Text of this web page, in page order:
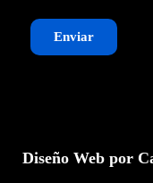
Enviar
Diseño Web por